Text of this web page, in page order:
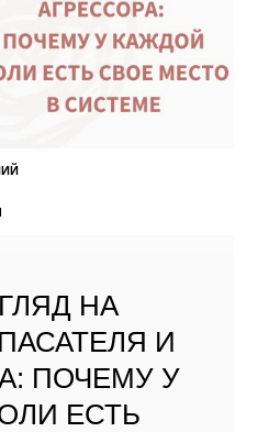
НА
И
ПОЧЕМУ У
ЕСТЬ